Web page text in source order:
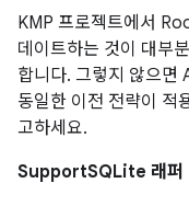
KMP 프로젝트에서
데이트하는 것이 대부
합니다. 그렇지 않으면
동일한 이전 전략이 적
고하세요.
SupportSQLite 래퍼